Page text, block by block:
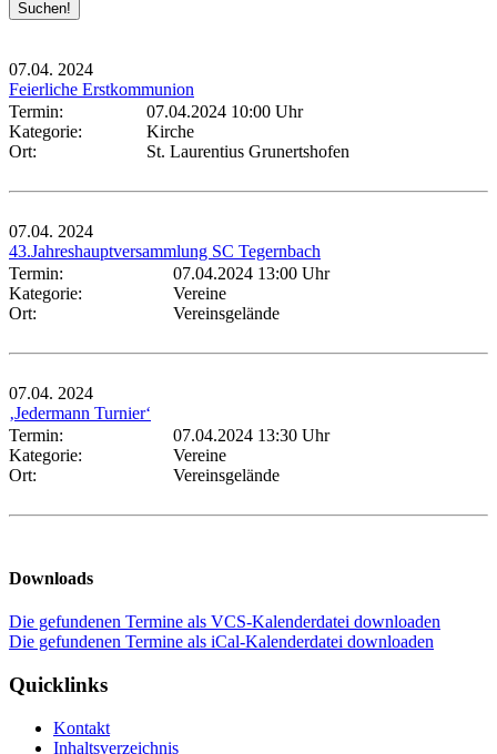
07.04. 2024
Feierliche Erstkommunion
Termin:
07.04.2024 10:00 Uhr
Kategorie:
Kirche
Ort:
St. Laurentius Grunertshofen
07.04. 2024
43.Jahreshauptversammlung SC Tegernbach
Termin:
07.04.2024 13:00 Uhr
Kategorie:
Vereine
Ort:
Vereinsgelände
07.04. 2024
‚Jedermann Turnier‘
Termin:
07.04.2024 13:30 Uhr
Kategorie:
Vereine
Ort:
Vereinsgelände
Downloads
Die gefundenen Termine als VCS-Kalenderdatei downloaden
Die gefundenen Termine als iCal-Kalenderdatei downloaden
Quicklinks
Kontakt
Inhaltsverzeichnis